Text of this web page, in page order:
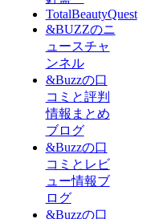
TotalBeautyQuest
&BUZZのニ
ュースチャ
ンネル
&Buzzの口
コミと評判
情報まとめ
ブログ
&Buzzの口
コミとレビ
ュー情報ブ
ログ
&Buzzの口